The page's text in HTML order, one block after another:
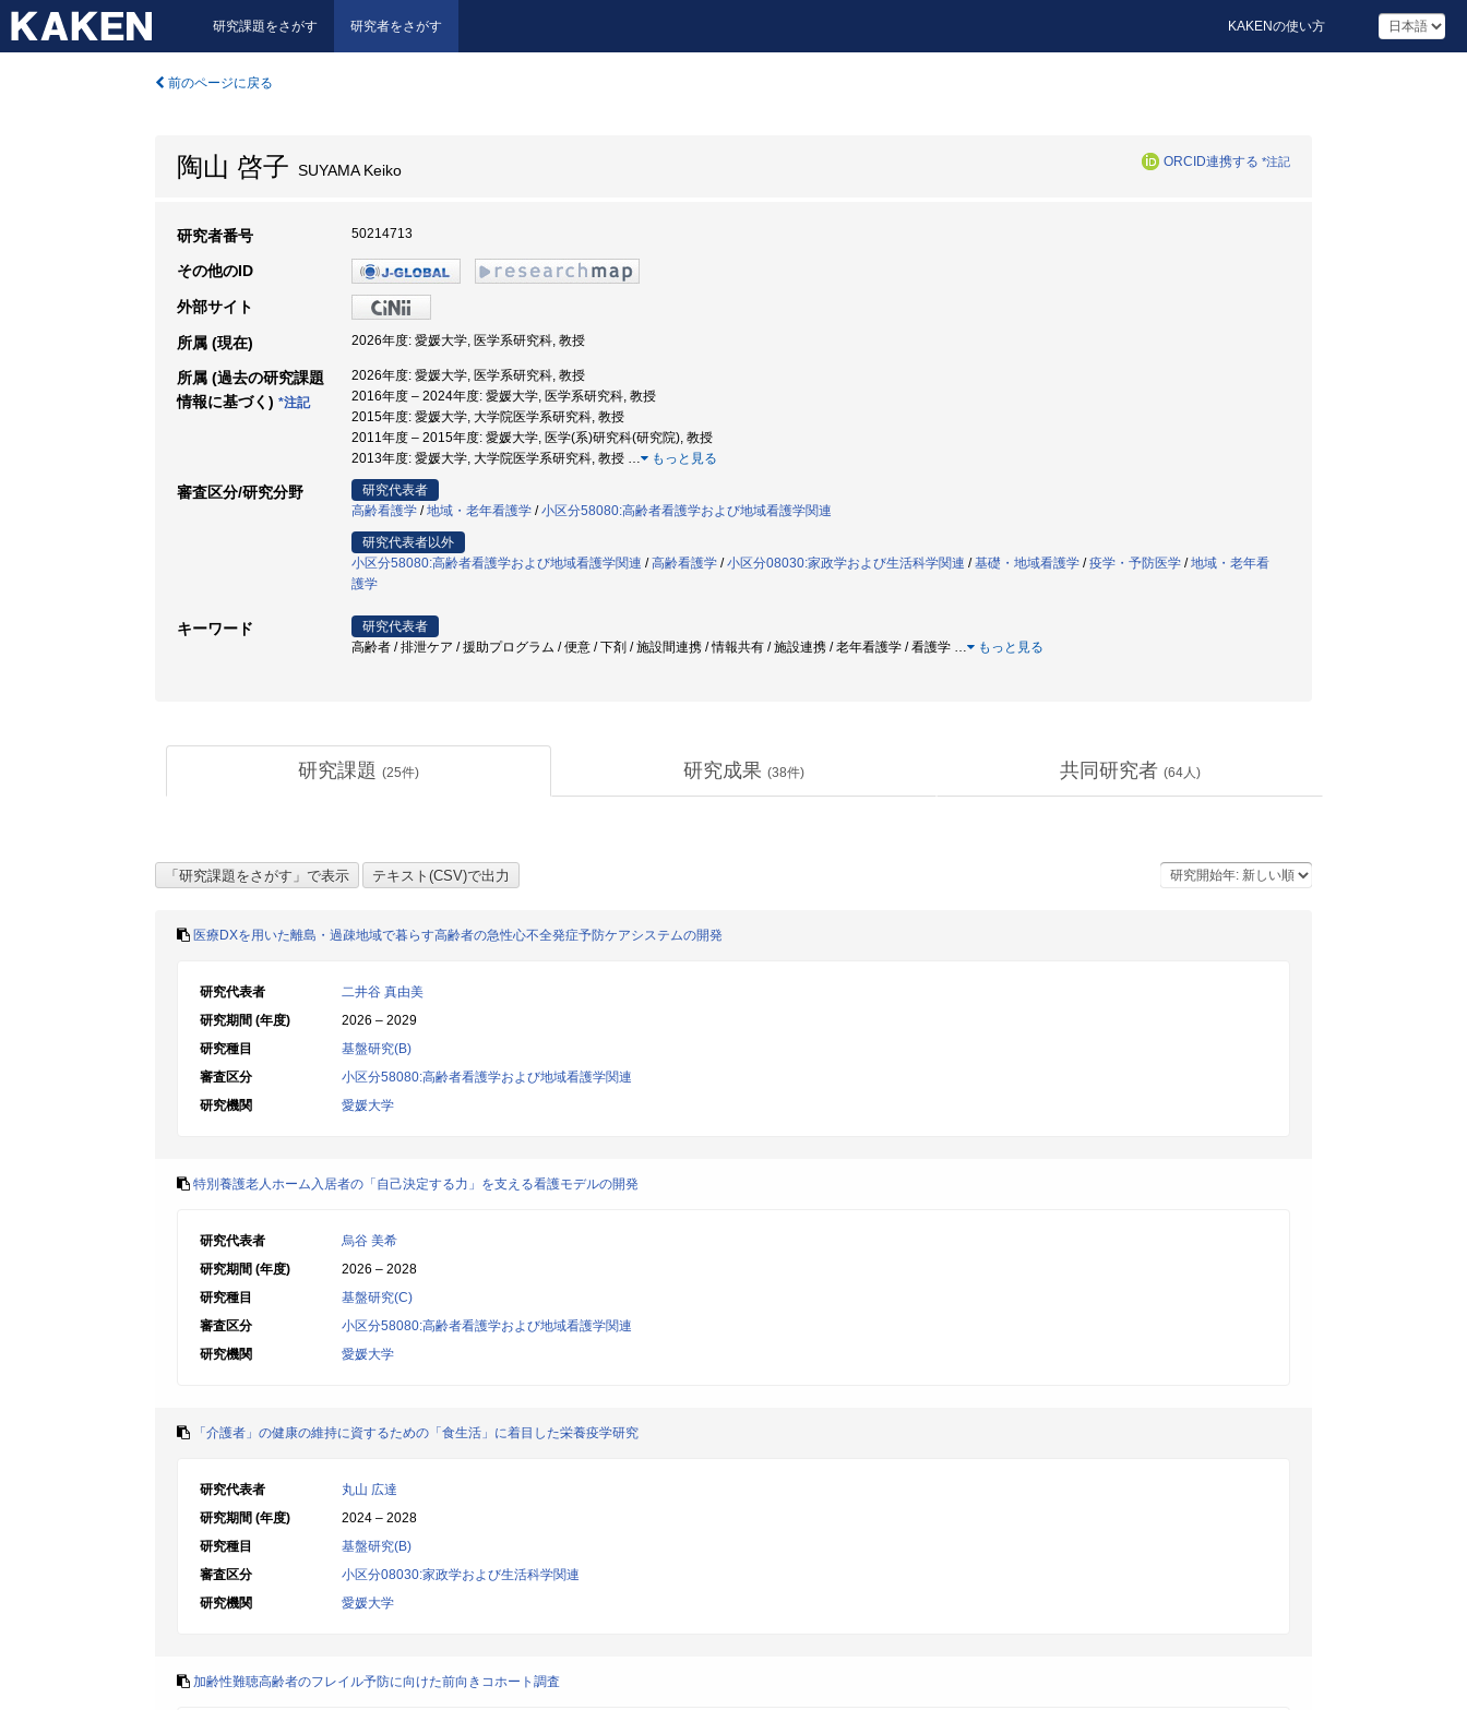
研究課題をさがす 研究者をさがす KAKENの使い方
前のページに戻る
陶山 啓子 SUYAMA Keiko ORCID連携する *注記
研究者番号 50214713
その他のID
外部サイト
所属 (現在) 2026年度: 愛媛大学, 医学系研究科, 教授
所属 (過去の研究課題
情報に基づく) *注記
2026年度: 愛媛大学, 医学系研究科, 教授
2016年度 – 2024年度: 愛媛大学, 医学系研究科, 教授
2015年度: 愛媛大学, 大学院医学系研究科, 教授
2011年度 – 2015年度: 愛媛大学, 医学(系)研究科(研究院), 教授
2013年度: 愛媛大学, 大学院医学系研究科, 教授 … もっと見る
審査区分/研究分野
研究代表者
高齢看護学 /地域・老年看護学 /小区分58080:高齢者看護学および地域看護学関連
研究代表者以外
小区分58080:高齢者看護学および地域看護学関連 /高齢看護学 /小区分08030:家政学および生活科学関連 /基礎・地域看護学 /疫学・予防医学 /地域・老年看
護学
キーワード
研究代表者
高齢者 / 排泄ケア / 援助プログラム / 便意 / 下剤 / 施設間連携 / 情報共有 / 施設連携 / 老年看護学 / 看護学 … もっと見る
研究課題 (25件) 研究成果 (38件) 共同研究者 (64人)
医療DXを用いた離島・過疎地域で暮らす高齢者の急性心不全発症予防ケアシステムの開発
研究代表者
二井谷 真由美
研究期間 (年度)
2026 – 2029
研究種目
基盤研究(B)
審査区分
小区分58080:高齢者看護学および地域看護学関連
研究機関
愛媛大学
特別養護老人ホーム入居者の「自己決定する力」を支える看護モデルの開発
研究代表者
烏谷 美希
研究期間 (年度)
2026 – 2028
研究種目
基盤研究(C)
審査区分
小区分58080:高齢者看護学および地域看護学関連
研究機関
愛媛大学
「介護者」の健康の維持に資するための「食生活」に着目した栄養疫学研究
研究代表者
丸山 広達
研究期間 (年度)
2024 – 2028
研究種目
基盤研究(B)
審査区分
小区分08030:家政学および生活科学関連
研究機関
愛媛大学
加齢性難聴高齢者のフレイル予防に向けた前向きコホート調査